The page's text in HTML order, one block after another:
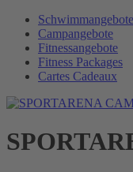
Schwimmangebote
Campangebote
Fitnessangebote
Fitness Packages
Cartes Cadeaux